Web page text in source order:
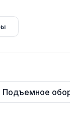
Подъемное